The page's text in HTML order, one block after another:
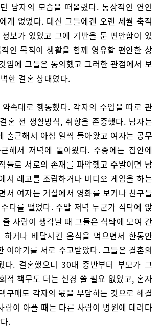
남자의 모습을 떠올렸다. 통상적인 연인
게 없었다. 대신 그들에겐 오랜 세월 축적
보가 있었고 그에 기반을 둔 편안함이 있
인 목적이 생활을 함께 영유할 편안한 상
임에 그들은 동의했고 그러한 관점에서 보
한 결혼 상대였다.
속대로 행동했다. 각자의 수입을 따로 관
혼 전 생활방식, 취향을 존중했다. 남자는
출근해서 아침 일찍 돌아왔고 여자는 공무
해서 저녁에 돌아왔다. 주중에는 집안에
들로 서로의 존재를 파악했고 주말이면 남
서 레고를 조립하거나 비디오 게임을 하는
서 여자는 거실에서 영화를 보거나 친구들
다를 떨었다. 주말 저녁 누군가 식탁에 앉
사람이 생각날 때 그들은 식탁에 모여 간
거나 배달시킨 음식을 먹으면서 한동안
이야기를 서로 주고받았다. 그들은 결혼의
다. 결혼했으니 30대 중반부터 부모가 그
적 책무도 더는 신경 쓸 필요 없었고, 혼자
구매도 각자의 몫을 부담하는 것으로 해결
람이 아플 때는 다른 사람이 병원에 데려다
.